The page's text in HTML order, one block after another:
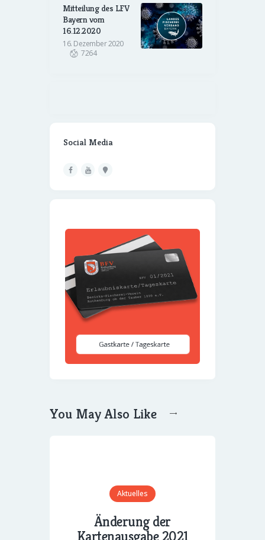
Mitteilung des LFV
Bayern vom
16.12.2020
16. Dezember 2020
7264
Social Media
You May Also Like
Aktuelles
Änderung der